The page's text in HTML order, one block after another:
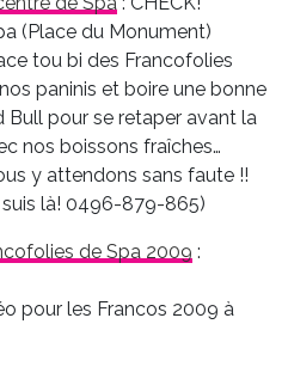
(Place du Monument)
tou bi des Francofolies
paninis et boire une bonne
Bull pour se retaper avant la
nos boissons fraîches…
y attendons sans faute !!
là! 0496-879-865)
de Spa 2009 :
pour les Francos 2009 à